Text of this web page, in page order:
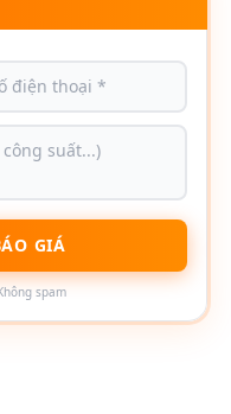
GIÁ
spam